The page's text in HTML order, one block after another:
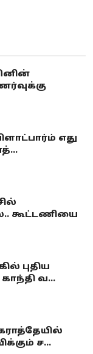
எது
கூட்டணியை
புதிய
வ...
ச...